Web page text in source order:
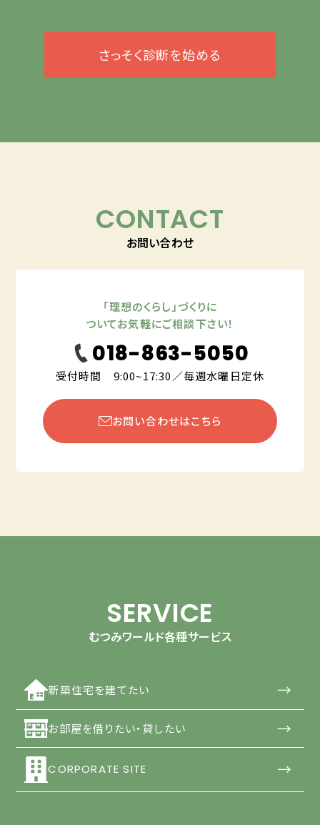
さっそく診断を始める
CONTACT
お問い合わせ
「理想のくらし」づくりに
ついてお気軽にご相談下さい！
018-863-5050
受付時間 9:00~17:30／毎週水曜日定休
お問い合わせはこちら
SERVICE
むつみワールド各種サービス
新築住宅を建てたい →
お部屋を借りたい・貸したい →
CORPORATE SITE →